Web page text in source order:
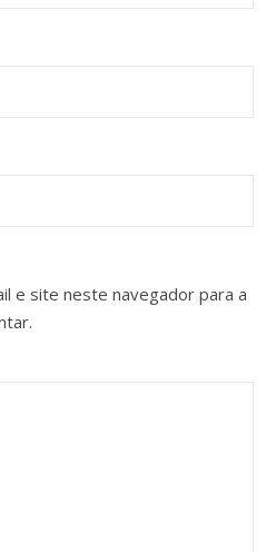
e site neste navegador para a